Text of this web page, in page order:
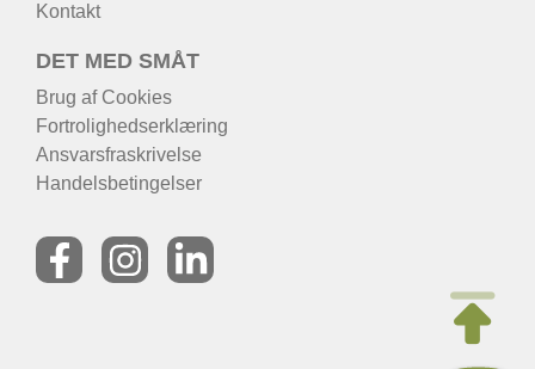
Kontakt
DET MED SMÅT
Brug af Cookies
Fortrolighedserklæring
Ansvarsfraskrivelse
Handelsbetingelser